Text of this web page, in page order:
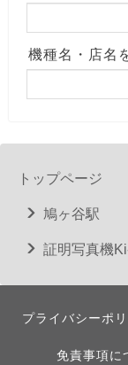
機種名・店名
トップページ
鳩ヶ谷駅
証明写真機
プライバシーポ
免責事項に